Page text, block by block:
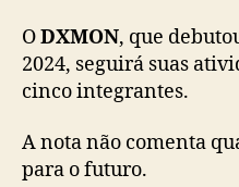
ODXMON, que
2024, seguirá suas
cinco integrantes.
A nota não comenta
para o futuro.